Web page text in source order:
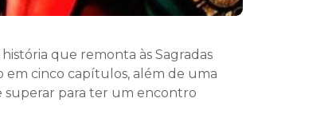
que remonta às Sagradas
em cinco capítulos, além de uma
superar para ter um encontro